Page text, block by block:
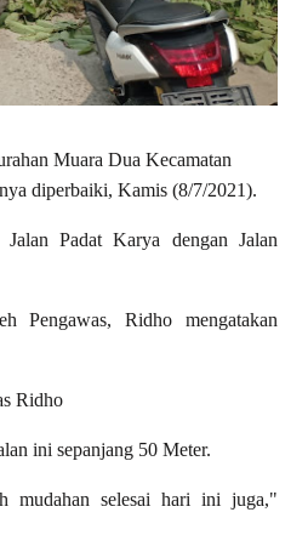
Muara Dua Kecamatan
diperbaiki, Kamis (8/7/2021).
Padat Karya dengan Jalan
Ridho mengatakan
Ridho
ini sepanjang 50 Meter.
mudahan selesai hari ini juga,"